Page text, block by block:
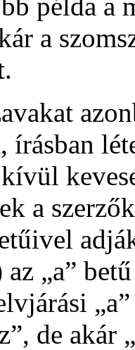
a
írásban
kívül
a
„a”
de akár